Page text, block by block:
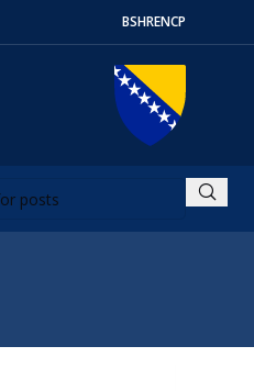
BSHRENСР